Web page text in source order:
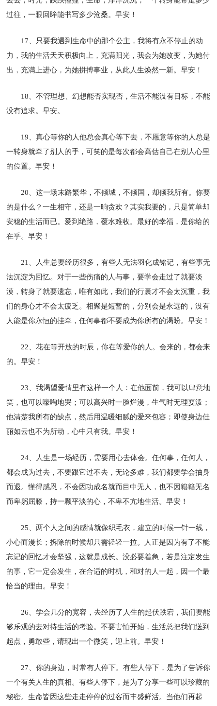
过往，一眼回眸能书写多少沧桑。早安！
17、只要我遇到生命中的那个公主，我将有永不停止的动
力，我的生活天天积极向上，充满阳光，我会为她改变，为她付
出，充满上进心，为她拼搏事业，从此人生焕然一新。早安！
18、不管理想、幻想能否实现否，生活不能没有目标，不能
没有追求。早安。
19、真心等你的人他总会真心等下去，不愿意等你的人总是
一转身就牵了别人的手，可笑的是每次都会高估自己在别人心里
的位置。早安！
20、这一场末路繁华，不倾城，不倾国，却倾我所有。你要
的是什么？一生相守，还是一晌贪欢？其实我要的，只是简单却
安稳的生活而已。爱到绝路，覆水难收。最好的幸福，是你给的
在乎。早安！
21、人生总要经历很多，有些人无法羽化成铭记，有些事无
法沉淀为回忆。对于一些伤痛的人与事，要学会走过了就要淡
漠，转身了就要遗忘，唯有如此，我们的行囊才不会太沉重，我
们的身心才不会太疲乏。相聚是短暂的，分别会是永远的，没有
人能是你永恒的挂牵，任何事都不要成为你所有的渴盼。早安！
22、花在等开放的时辰，你在等爱你的人。会来的，都会来
的。早安！
23、我渴望爱情里有这样一个人：在他面前，我可以肆意地
笑，也可以嚎啕地哭；可以高兴时一脸烂漫，生气时无理耍泼；
他清楚我所有的缺点，然后用温暖细腻的爱来包容；即使身边佳
丽如云也不为所动，心中只有我。早安！
24、人生是一场经历，需要用心去体会。任何事，任何人，
都会成为过去，不要跟它过不去，无论多难，我们都要学会抽身
而退。懂得感恩，不会因功成名就而目中无人，也不因籍籍无名
而卑躬屈膝，持一颗平淡的心，不卑不亢地生活。早安！
25、两个人之间的感情就像织毛衣，建立的时候一针一线，
小心而漫长；拆除的时候却只需轻轻一拉。人正是因为有了不能
忘记的回忆才会坚强，这就是成长。没必要着急，若是注定发生
的事，它一定会发生，在合适的时机，和对的人一起，因一个最
恰当的理由。早安！
26、学会几分的宽容，去经历了人生的起伏跌宕，我们要能
够乐观的去对待生活的考验。不要害怕开始，生活总把我们送到
起点，勇敢些，请现出一个微笑，迎上前。早安！
27、你的身边，时常有人停下。有些人停下，是为了告诉你
一个有关人生的真相。有些人停下，是为了分享一些可以珍藏的
秘密。生命皆因这些走走停停的过客而丰盛鲜活。当他们再起